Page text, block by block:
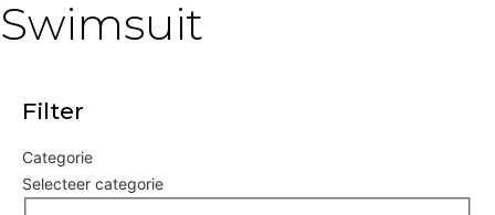
Swimsuit
Filter
Categorie
Selecteer categorie